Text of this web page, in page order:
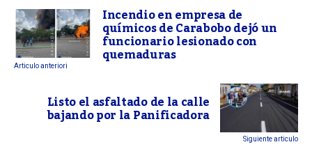
Incendio en empresa de
químicos de Carabobo dejó un
funcionario lesionado con
quemaduras
Articulo anteriori
Listo el asfaltado de la calle
bajando por la Panificadora
Siguiente articulo